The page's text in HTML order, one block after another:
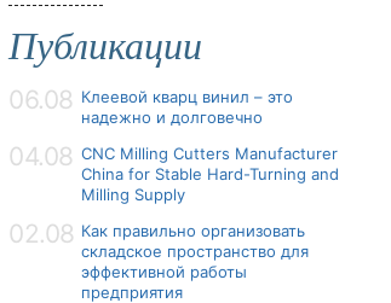
Публикации
06.08 Клеевой кварц винил – это
надежно и долговечно
04.08 CNC Milling Cutters Manufacturer
China for Stable Hard-Turning and
Milling Supply
02.08 Как правильно организовать
складское пространство для
эффективной работы
предприятия